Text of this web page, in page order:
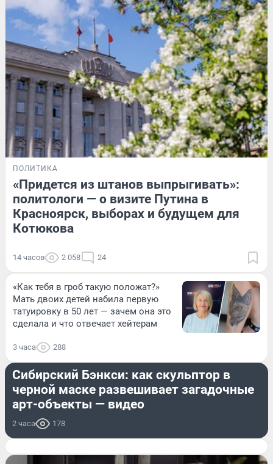
ПОЛИТИКА
«Придется из штанов выпрыгивать»:
политологи — о визите Путина в
Красноярск, выборах и будущем для
Котюкова
14 часов 2 058 24
«Как тебя в гроб такую положат?»
Мать двоих детей набила первую
татуировку в 50 лет — зачем она это
сделала и что отвечает хейтерам
3 часа 288
КУЛЬТУРА
Сибирский Бэнкси: как скульптор в
черной маске развешивает загадочные
арт-объекты — видео
2 часа 178